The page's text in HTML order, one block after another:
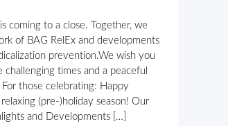
coming to a close. Together, we
of BAG RelEx and developments
prevention.We wish you
challenging times and a peaceful
those celebrating: Happy
(pre-)holiday season! Our
and Developments […]